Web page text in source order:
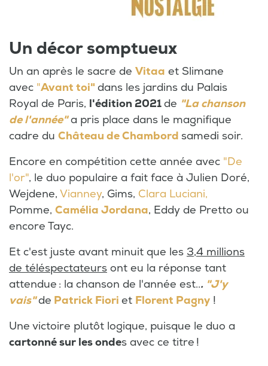
Un décor somptueux
Un an après le sacre de Vitaa et Slimane
avec "Avant toi" dans les jardins du Palais
Royal de Paris, l'édition 2021de "La chanson
de l'année"a pris place dans le magnifique
cadre du Château de Chambord samedi soir.
Encore en compétition cette année avec "De
l'or", le duo populaire a fait face à Julien Doré,
Wejdene, Vianney, Gims, Clara Luciani,
Pomme, Camélia Jordana, Eddy de Pretto ou
encore Tayc.
Et c'est juste avant minuit que les 3,4 millions
de téléspectateurs ont eu la réponse tant
attendue : la chanson de l'année est... "J'y
vais"de Patrick Fiori et Florent Pagny !
Une victoire plutôt logique, puisque le duo a
cartonné sur les ondes avec ce titre !